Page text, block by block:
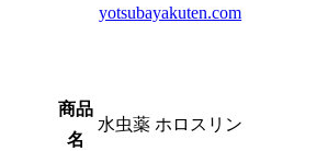
yotsubayakuten.com
商品
名
水虫薬 ホロスリン